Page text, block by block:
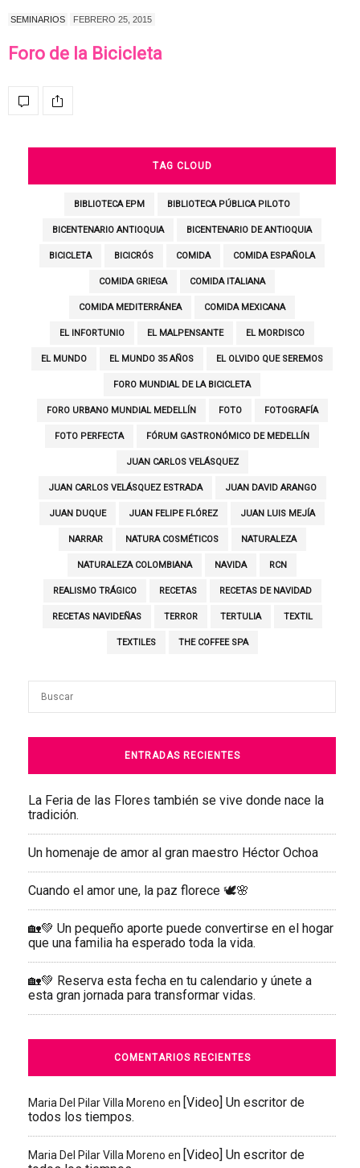
SEMINARIOS FEBRERO 25, 2015
Foro de la Bicicleta
TAG CLOUD
BIBLIOTECA EPM BIBLIOTECA PÚBLICA PILOTO
BICENTENARIO ANTIOQUIA BICENTENARIO DE ANTIOQUIA
BICICLETA BICICRÓS COMIDA COMIDA ESPAÑOLA
COMIDA GRIEGA COMIDA ITALIANA
COMIDA MEDITERRÁNEA COMIDA MEXICANA
EL INFORTUNIO EL MALPENSANTE EL MORDISCO
EL MUNDO EL MUNDO 35 AÑOS EL OLVIDO QUE SEREMOS
FORO MUNDIAL DE LA BICICLETA
FORO URBANO MUNDIAL MEDELLÍN FOTO FOTOGRAFÍA
FOTO PERFECTA FÓRUM GASTRONÓMICO DE MEDELLÍN
JUAN CARLOS VELÁSQUEZ
JUAN CARLOS VELÁSQUEZ ESTRADA JUAN DAVID ARANGO
JUAN DUQUE JUAN FELIPE FLÓREZ JUAN LUIS MEJÍA
NARRAR NATURA COSMÉTICOS NATURALEZA
NATURALEZA COLOMBIANA NAVIDA RCN
REALISMO TRÁGICO RECETAS RECETAS DE NAVIDAD
RECETAS NAVIDEÑAS TERROR TERTULIA TEXTIL
TEXTILES THE COFFEE SPA
ENTRADAS RECIENTES
La Feria de las Flores también se vive donde nace la
tradición.
Un homenaje de amor al gran maestro Héctor Ochoa
Cuando el amor une, la paz florece 🕊️🌸
🏡💚 Un pequeño aporte puede convertirse en el hogar
que una familia ha esperado toda la vida.
🏡💚 Reserva esta fecha en tu calendario y únete a
esta gran jornada para transformar vidas.
COMENTARIOS RECIENTES
Maria Del Pilar Villa Moreno en [Video] Un escritor de
todos los tiempos.
Maria Del Pilar Villa Moreno en [Video] Un escritor de